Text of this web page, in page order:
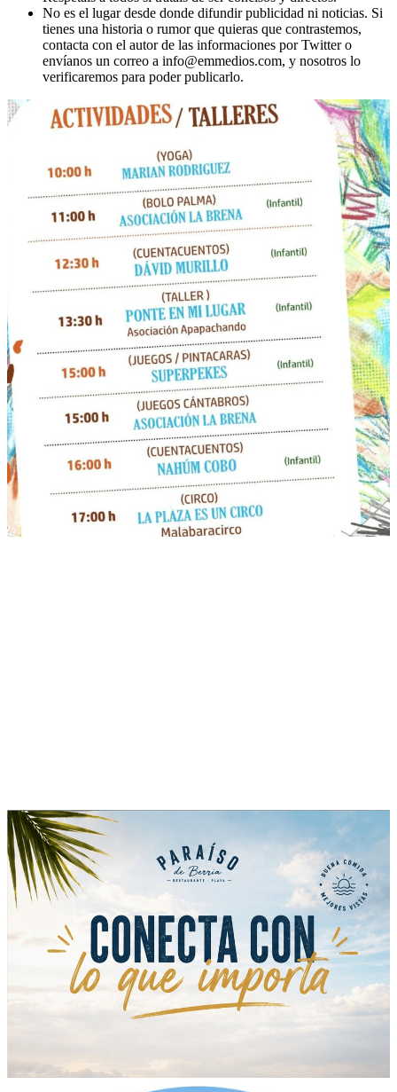
No es el lugar desde donde difundir publicidad ni noticias. Si
tienes una historia o rumor que quieras que contrastemos,
contacta con el autor de las informaciones por Twitter o
envíanos un correo a info@emmedios.com, y nosotros lo
verificaremos para poder publicarlo.